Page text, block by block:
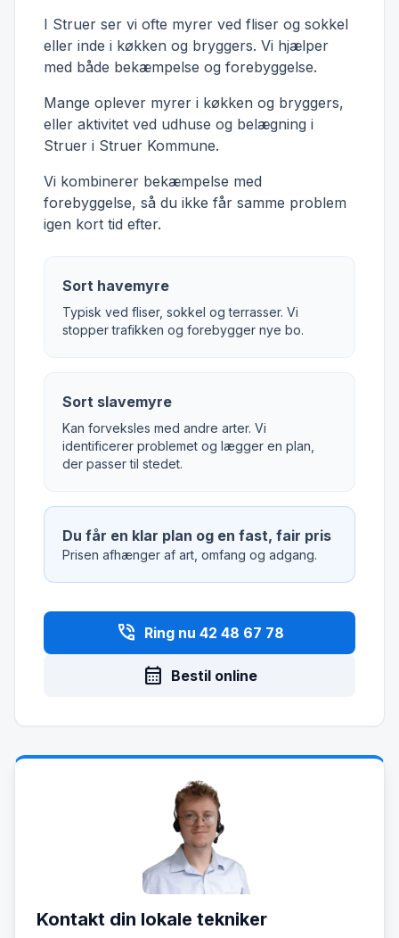
I Struer ser vi ofte myrer ved fliser og sokkel
eller inde i køkken og bryggers. Vi hjælper
med både bekæmpelse og forebyggelse.
Mange oplever myrer i køkken og bryggers,
eller aktivitet ved udhuse og belægning i
Struer i Struer Kommune.
Vi kombinerer bekæmpelse med
forebyggelse, så du ikke får samme problem
igen kort tid efter.
Sort havemyre
Typisk ved fliser, sokkel og terrasser. Vi
stopper trafikken og forebygger nye bo.
Sort slavemyre
Kan forveksles med andre arter. Vi
identificerer problemet og lægger en plan,
der passer til stedet.
Du får en klar plan og en fast, fair pris
Prisen afhænger af art, omfang og adgang.
phone_in_talk Ring nu 42 48 67 78
calendar_month Bestil online
Kontakt din lokale tekniker